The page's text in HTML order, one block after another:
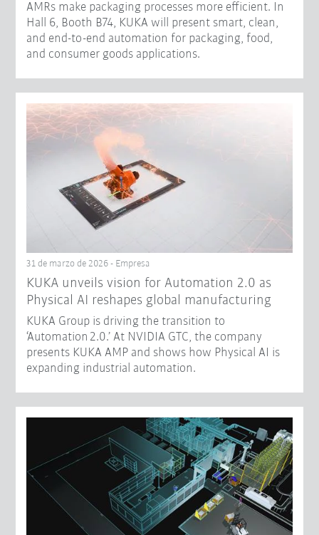
AMRs make packaging processes more efficient. In
Hall 6, Booth B74, KUKA will present smart, clean,
and end-to-end automation for packaging, food,
and consumer goods applications.
31 de marzo de 2026 - Empresa
​KUKA unveils vision for Automation 2.0 as
Physical AI reshapes global manufacturing​
KUKA Group is driving the transition to
‘Automation 2.0.’ At NVIDIA GTC, the company
presents KUKA AMP and shows how Physical AI is
expanding industrial automation.